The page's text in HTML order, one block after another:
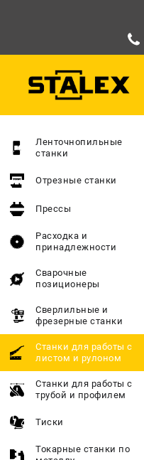
Ленточнопильные
станки
Отрезные станки
Прессы
Расходка и
принадлежности
Сварочные
позиционеры
Сверлильные и
фрезерные станки
Станки для работы с
листом и рулоном
Станки для работы с
трубой и профилем
Тиски
Токарные станки по